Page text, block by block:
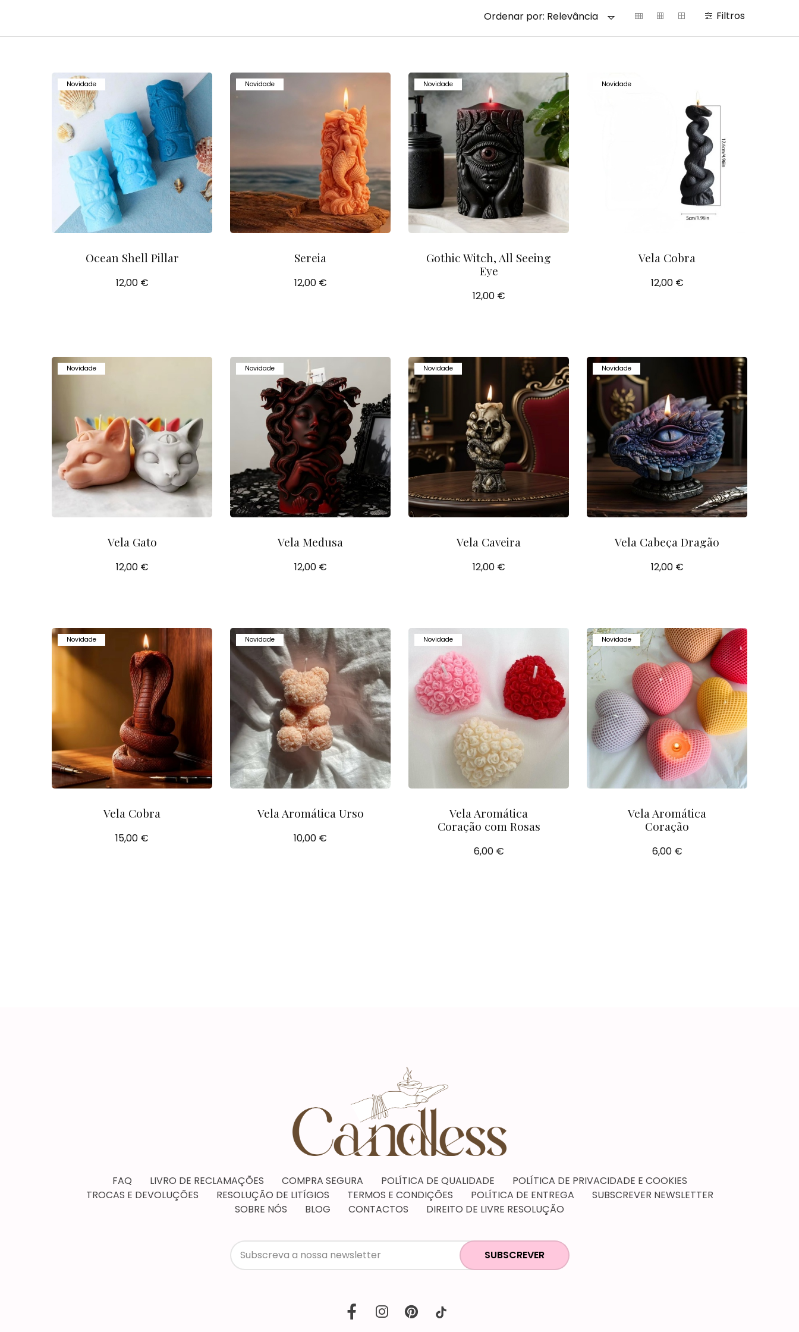
Ordenar por: Relevância Filtros
Novidade
Ocean Shell Pillar
12,00 €
Novidade
Sereia
12,00 €
Novidade
Gothic Witch, All Seeing
Eye
12,00 €
Novidade
Vela Cobra
12,00 €
Novidade
Vela Gato
12,00 €
Novidade
Vela Medusa
12,00 €
Novidade
Vela Caveira
12,00 €
Novidade
Vela Cabeça Dragão
12,00 €
Novidade
Vela Cobra
15,00 €
Novidade
Vela Aromática Urso
10,00 €
Novidade
Vela Aromática
Coração com Rosas
6,00 €
Novidade
Vela Aromática
Coração
6,00 €
FAQ LIVRO DE RECLAMAÇÕES COMPRA SEGURA POLÍTICA DE QUALIDADE
POLÍTICA DE PRIVACIDADE E COOKIES
TROCAS E DEVOLUÇÕES
RESOLUÇÃO DE LITÍGIOS TERMOS E CONDIÇÕES POLÍTICA DE ENTREGA
SUBSCREVER NEWSLETTER
SOBRE NÓS
BLOG CONTACTOS DIREITO DE LIVRE RESOLUÇÃO
SUBSCREVER